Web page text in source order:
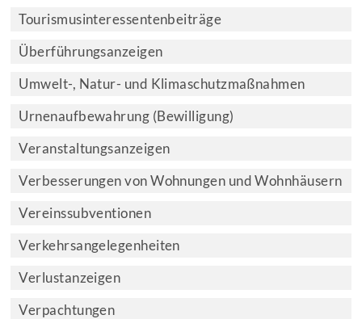
Tourismusinteressentenbeiträge
Überführungsanzeigen
Umwelt-, Natur- und Klimaschutzmaßnahmen
Urnenaufbewahrung (Bewilligung)
Veranstaltungsanzeigen
Verbesserungen von Wohnungen und Wohnhäusern
Vereinssubventionen
Verkehrsangelegenheiten
Verlustanzeigen
Verpachtungen